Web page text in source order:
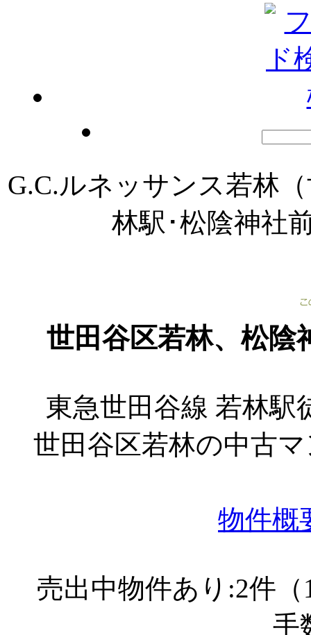
G.C.ルネッサンス若林
林駅･松陰神社
世田谷区若林、松陰
東急世田谷線 若林駅
世田谷区若林の中古
物件概
売出中物件あり:2件
手